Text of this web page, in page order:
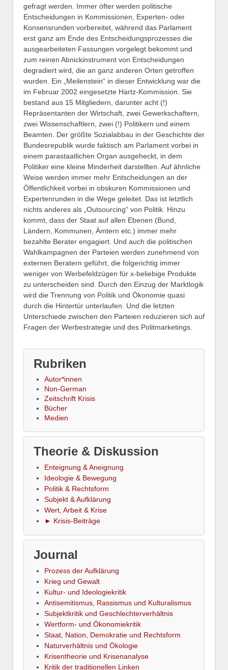
gefragt werden. Immer öfter werden politische
Entscheidungen in Kommissionen, Experten- oder
Konsensrunden vorbereitet, während das Parlament
erst ganz am Ende des Entscheidungsprozesses die
ausgearbeiteten Fassungen vorgelegt bekommt und
zum reinen Abnickinstrument von Entscheidungen
degradiert wird, die an ganz anderen Orten getroffen
wurden. Ein „Meilenstein“ in dieser Entwicklung war die
im Februar 2002 eingesetzte Hartz-Kommission. Sie
bestand aus 15 Mitgliedern, darunter acht (!)
Repräsentanten der Wirtschaft, zwei Gewerkschaftern,
zwei Wissenschaftlern, zwei (!) Politikern und einem
Beamten. Der größte Sozialabbau in der Geschichte der
Bundesrepublik wurde faktisch am Parlament vorbei in
einem parastaatlichen Organ ausgeheckt, in dem
Politiker eine kleine Minderheit darstellten. Auf ähnliche
Weise werden immer mehr Entscheidungen an der
Öffentlichkeit vorbei in obskuren Kommissionen und
Expertenrunden in die Wege geleitet. Das ist letztlich
nichts anderes als „Outsourcing“ von Politik. Hinzu
kommt, dass der Staat auf allen Ebenen (Bund,
Ländern, Kommunen, Ämtern etc.) immer mehr
bezahlte Berater engagiert. Und auch die politischen
Wahlkampagnen der Parteien werden zunehmend von
externen Beratern geführt, die folgerichtig immer
weniger von Werbefeldzügen für x-beliebige Produkte
zu unterscheiden sind. Durch den Einzug der Marktlogik
wird die Trennung von Politik und Ökonomie quasi
durch die Hintertür unterlaufen. Und die letzten
Unterschiede zwischen den Parteien reduzieren sich auf
Fragen der Werbestrategie und des Politmarketings.
Rubriken
Autor*innen
Non-German
Zeitschrift Krisis
Bücher
Medien
Theorie & Diskussion
Enteignung & Aneignung
Ideologie & Bewegung
Politik & Rechtsform
Subjekt & Aufklärung
Wert, Arbeit & Krise
► Krisis-Beiträge
Journal
Prozess der Aufklärung
Krieg und Gewalt
Kultur- und Ideologiekritik
Antisemitismus, Rassismus und Kulturalismus
Subjektkritik und Geschlechterverhältnis
Wertform- und Ökonomiekritik
Staat, Nation, Demokratie und Rechtsform
Naturverhältnis und Ökologie
Krisentheorie und Krisenanalyse
Kritik der traditionellen Linken